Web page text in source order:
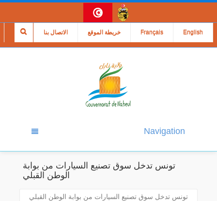
الاتصال بنا خريطة الموقع Français English
Navigation
تونس تدخل سوق تصنيع السيارات من بوابة
الوطن القبلي
تونس تدخل سوق تصنيع السيارات من بوابة الوطن القبلي